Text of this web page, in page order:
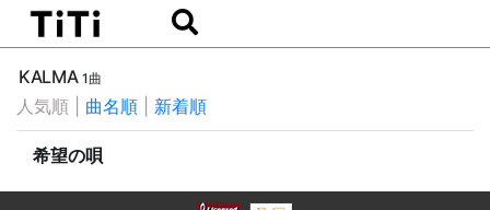
KALMA1曲
人気順 曲名順 新着順
希望の唄